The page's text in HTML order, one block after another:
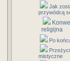
Jak
przywódcą
religijna
Po
mistyczne